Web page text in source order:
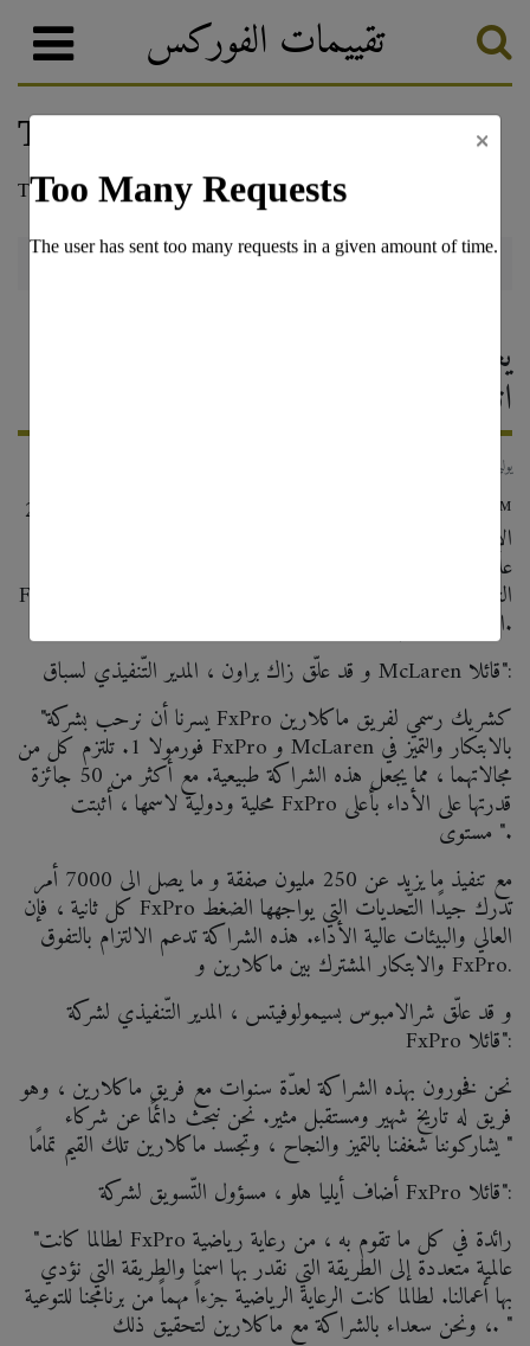
تقييمات الفوركس
تصنيف الفوركس أخبار الفوركس والترقيات
اتفاقية رعاية
1 يوليو, 2018
24 مايو 2018 ، لندن. يسرّ وسيط FxPro و McLaren F1 ™
الإعلان عن اتفاقية رعاية لعدّة سنوات. ابتداء من سباق موناكو
FxPro التجارية ، مما يسلط الضوء على مكانة الشركة بصفتها الوسيط
الأول في العالم.
و قد علّق زاك براون ، المدير التّنفيذي لسباق McLaren قائلا":
"يسرنا أن نرحب بشركة FxPro كشريك رسمي لفريق ماكلارين
فورمولا 1. تلتزم كل من FxPro و McLaren بالابتكار والتميز في
مجالاتهما ، مما يجعل هذه الشراكة طبيعية. مع أكثر من 50 جائزة
محلية ودولية لاسمها ، أثبتت FxPro قدرتها على الأداء بأعلى
مستوى ".
مع تنفيذ ما يزيد عن 250 مليون صفقة و ما يصل الى 7000 أمر
كل ثانية ، فإن FxPro تدرك جيدًا التّحديات التي يواجهها الضغط
العالي والبيئات عالية الأداء. هذه الشراكة تدعم الالتزام بالتفوق
والابتكار المشترك بين ماكلارين و FxPro.
و قد علّق شرالامبوس بسيمولوفيتس ، المدير التّنفيذي لشركة
FxPro قائلا":
نحن فخورون بهذه الشراكة لعدّة سنوات مع فريق ماكلارين ، وهو
فريق له تاريخ شهير ومستقبل مثير. نحن نبحث دائمًا عن شركاء
يشاركوننا شغفنا بالتميز والنجاح ، وتجسد ماكلارين تلك القيم تمامًا "
أضاف أيليا هلو ، مسؤول التّسويق لشركة FxPro قائلا":
"لطالما كانت FxPro رائدة في كل ما تقوم به ، من رعاية رياضية
عالمية متعددة إلى الطريقة التي نقدر بها اسمنا والطريقة التي نؤدي
بها أعمالنا. لطالما كانت الرعاية الرياضية جزءاً مهماً من برنامجنا للتوعية
، ونحن سعداء بالشراكة مع ماكلارين لتحقيق ذلك. "
×